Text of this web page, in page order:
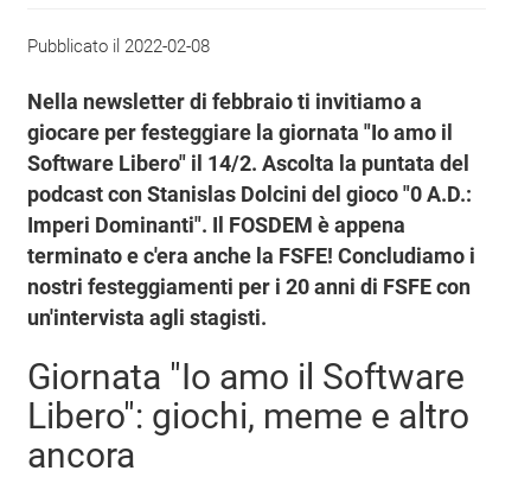
Pubblicato il 2022-02-08
Nella newsletter di febbraio ti invitiamo a
giocare per festeggiare la giornata "Io amo il
Software Libero" il 14/2. Ascolta la puntata del
podcast con Stanislas Dolcini del gioco "0 A.D.:
Imperi Dominanti". Il FOSDEM è appena
terminato e c'era anche la FSFE! Concludiamo i
nostri festeggiamenti per i 20 anni di FSFE con
un'intervista agli stagisti.
Giornata "Io amo il Software
Libero": giochi, meme e altro
ancora